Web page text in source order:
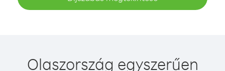
Olaszország egyszerűen